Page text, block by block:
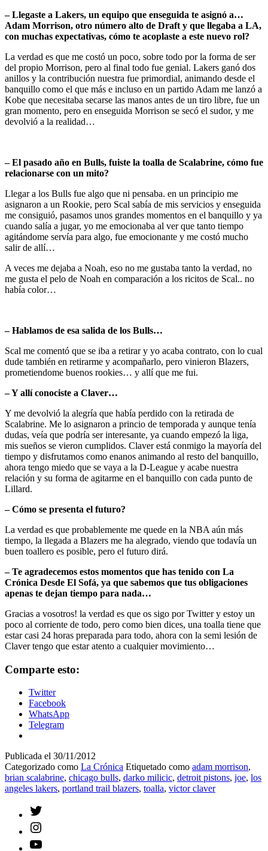
– Llegaste a Lakers, un equipo que enseguida te asignó a…
Adam Morrison, otro número alto de Draft y que llegaba a LA,
con muchas expectativas, cómo te acoplaste a este nuevo rol?
La verdad es que me costó un poco, sobre todo por la forma de ser
del propio Morrison, pero al final todo fue genial. Lakers ganó dos
anillos y la contribución nuestra fue primordial, animando desde el
banquillo como el que más e incluso en un partido Adam me lanzó a
Kobe que necesitaba secarse las manos antes de un tiro libre, fue un
gran momento, pero en enseguida Morrison se secó el sudor, y me
devolvió a la realidad…
– El pasado año en Bulls, fuiste la toalla de Scalabrine, cómo fue
relacionarse con un mito?
Llegar a los Bulls fue algo que ni pensaba. en un principio me
asignaron a un Rookie, pero Scal sabía de mis servicios y enseguida
me consiguió, pasamos unos grandes momentos en el banquillo y ya
cuando salía a jugar, yo me emocionaba al ver que tanto tiempo
agitándome servía para algo, fue emocionante y me costó mucho
salir de allí…
A veces me dejaba a Noah, eso no me gustaba tanto la verdad, no
me gusta el pelo de Noah en comparación a los ricitos de Scal.. no
había color…
– Hablamos de esa salida de los Bulls…
Scal me comentó que se iba a retirar y yo acaba contrato, con lo cual
dude también en retirarme y acompañarlo, pero vinieron Blazers,
prometiendome buenos rookies… y allí que me fui.
– Y allí conociste a Claver…
Y me devolvió la alegría que había perdido con la retirada de
Scalabrine. Me lo asignaron a princio de temporada y aunque tenía
dudas, veía que podría ser interesante, ya cuando empezó la liga,
mis sueños se vieron cumplidos. Claver está conmigo la mayoría del
tiempo y disfrutamos como enanos animando al resto del banquillo,
ahora tengo miedo que se vaya a la D-League y acabe nuestra
relación y su forma de agitarme en el banquillo con cada punto de
Lillard.
– Cómo se presenta el futuro?
La verdad es que probablemente me quede en la NBA aún más
tiempo, la llegada a Blazers me ha alegrado, viendo que todavía un
buen toallero es posible, pero el futuro dirá.
– Te agradecemos estos momentos que has tenido con La
Crónica Desde El Sofá, ya que sabemos que tus obligaciones
apenas te dejan tiempo para nada…
Gracias a vosotros! la verdad es que os sigo por Twitter y estoy un
poco al corriente de todo, pero como bien dices, una toalla tiene que
estar casi 24 horas preparada para todo, ahora con la semi lesión de
Claver tengo que estar atento a cualquier movimiento…
Comparte esto:
Twitter
Facebook
WhatsApp
Telegram
Publicada el 30/11/2012
Categorizado como La Crónica Etiquetado como adam morrison,
brian scalabrine, chicago bulls, darko milicic, detroit pistons, joe, los
angeles lakers, portland trail blazers, toalla, victor claver